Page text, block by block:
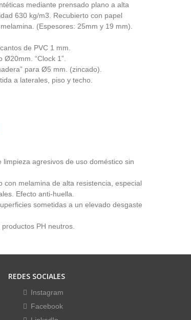
mediante prensado plano a alta
630 kg/m3. Recubierto con papel
(Espesores: 25mm y 19 mm).
de PVC 1 mm.
“Clock 1”.
para Ø5 mm. (zincado).
a laterales, piso y techo.
limpieza agresivos de uso doméstico sin
con melamina de alta resistencia, especial
Efecto anti‐huella.
sometidas a un elevado desgaste
PH neutros.
REDES SOCIALES
Instagram
Facebook